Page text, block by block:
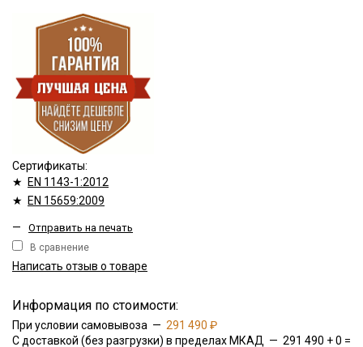
Сертификаты:
★ EN 1143-1:2012
★ EN 15659:2009
— Отправить на печать
В сравнение
Написать отзыв о товаре
Информация по стоимости:
При условии самовывоза — 291 490 ₽
С доставкой (без разгрузки) в пределах МКАД — 291 490 + 0 =